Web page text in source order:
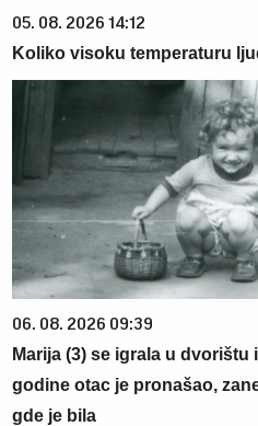
05. 08. 2026 14:12
Koliko visoku temperaturu
06. 08. 2026 09:39
Marija (3) se igrala u
godine otac je pronašao,
gde je bila